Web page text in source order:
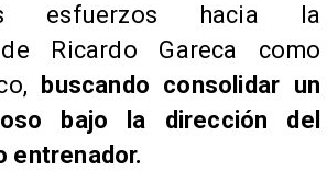
esfuerzos hacia la
Ricardo Gareca como
buscando consolidar un
bajo la dirección del
entrenador.